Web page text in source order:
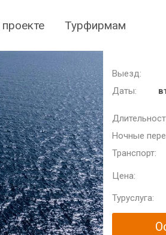
Турфирмам
Выезд:
Даты:
Ночные
Транспорт:
Цена:
Туруслуга: